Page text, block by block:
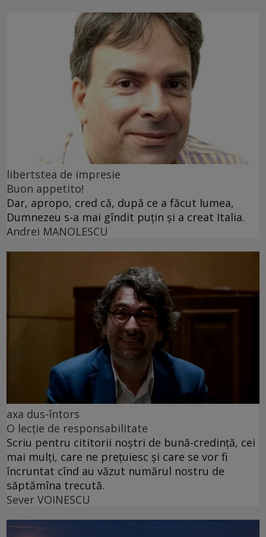
libertstea de impresie
Buon appetito!
Dar, apropo, cred că, după ce a făcut lumea,
Dumnezeu s-a mai gîndit puțin și a creat Italia.
Andrei MANOLESCU
axa dus-întors
O lecție de responsabilitate
Scriu pentru cititorii noștri de bună-credință, cei
mai mulți, care ne prețuiesc și care se vor fi
încruntat cînd au văzut numărul nostru de
săptămîna trecută.
Sever VOINESCU